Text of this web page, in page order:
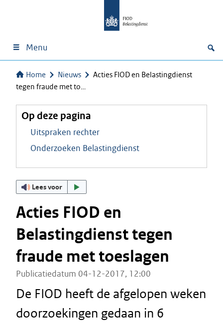
Menu
Home Nieuws
Acties FIOD en Belastingdienst
tegen fraude met to…
Op deze pagina
Uitspraken rechter
Onderzoeken Belastingdienst
Lees voor
Acties FIOD en
Belastingdienst tegen
fraude met toeslagen
Publicatiedatum 04-12-2017, 12:00
De FIOD heeft de afgelopen weken
doorzoekingen gedaan in 6